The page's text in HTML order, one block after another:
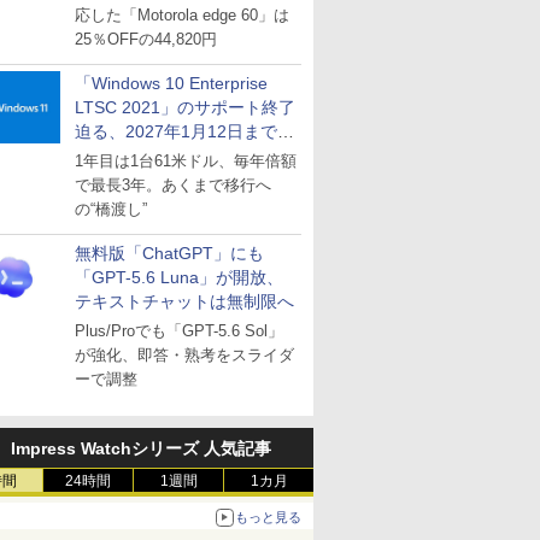
応した「Motorola edge 60」は
25％OFFの44,820円
「Windows 10 Enterprise
LTSC 2021」のサポート終了
迫る、2027年1月12日まで
～ESUは9月1日から販売
1年目は1台61米ドル、毎年倍額
で最長3年。あくまで移行へ
の“橋渡し”
無料版「ChatGPT」にも
「GPT-5.6 Luna」が開放、
テキストチャットは無制限へ
Plus/Proでも「GPT-5.6 Sol」
が強化、即答・熟考をスライダ
ーで調整
Impress Watchシリーズ 人気記事
24時間 1週間 1カ月
もっと見る